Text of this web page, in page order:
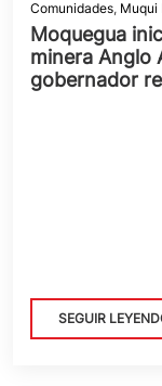
Comunidades, Muqui
Moquegua
minera Anglo
gobernador
SEGUIR